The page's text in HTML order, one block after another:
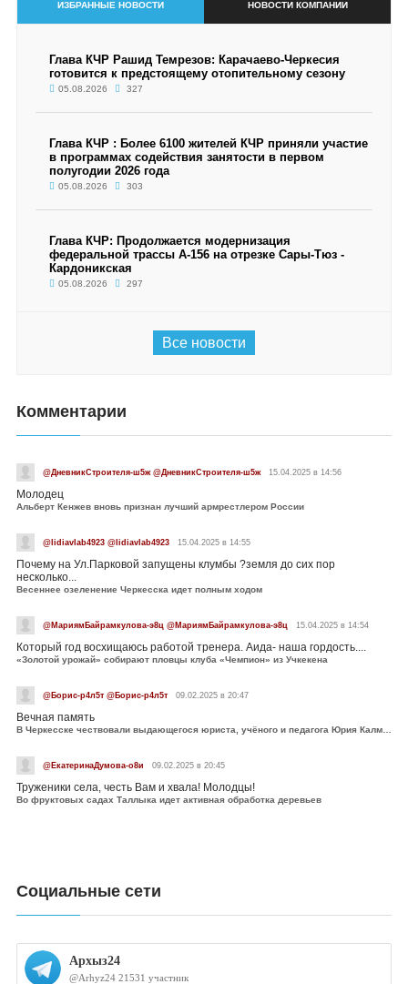
ИЗБРАННЫЕ НОВОСТИ НОВОСТИ КОМПАНИИ
Глава КЧР Рашид Темрезов: Карачаево-Черкесия
готовится к предстоящему отопительному сезону
05.08.2026 327
Глава КЧР : Более 6100 жителей КЧР приняли участие
в программах содействия занятости в первом
полугодии 2026 года
05.08.2026 303
Глава КЧР: Продолжается модернизация
федеральной трассы А-156 на отрезке Сары-Тюз -
Кардоникская
05.08.2026 297
Все новости
Комментарии
@ДневникСтроителя-ш5ж @ДневникСтроителя-ш5ж 15.04.2025 в 14:56
Молодец
Альберт Кенжев вновь признан лучший армрестлером России
@lidiavlab4923 @lidiavlab4923 15.04.2025 в 14:55
Почему на Ул.Парковой запущены клумбы ?земля до сих пор
несколько...
Весеннее озеленение Черкесска идет полным ходом
@МариямБайрамкулова-э8ц @МариямБайрамкулова-э8ц 15.04.2025 в 14:54
Который год восхищаюсь работой тренера. Аида- наша гордость....
«Золотой урожай» собирают пловцы клуба «Чемпион» из Учкекена
@Борис-р4л5т @Борис-р4л5т 09.02.2025 в 20:47
Вечная память
В Черкесске чествовали выдающегося юриста, учёного и педагога Юрия Калмыкова
@ЕкатеринаДумова-о8и 09.02.2025 в 20:45
Труженики села, честь Вам и хвала! Молодцы!
Во фруктовых садах Таллыка идет активная обработка деревьев
Социальные сети